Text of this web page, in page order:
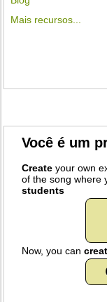
Mais recursos...
Você é um
Create your own
of the song where
students
Now, you can